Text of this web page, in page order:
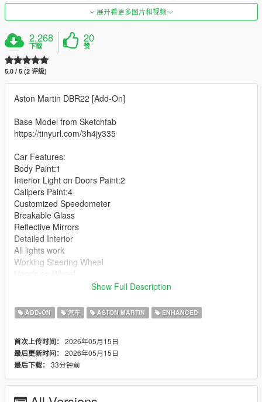
展开看更多图片和视频
2,268
下载
20
赞
5.0 / 5 (2 评级)
Aston Martin DBR22 [Add-On]
Base Model from Sketchfab
https://tinyurl.com/3h4jy335
Car Features:
Body Paint:1
Interior Light on Doors Paint:2
Calipers Paint:4
Customized Speedometer
Breakable Glass
Reflective Mirrors
Detailed Interior
All lights work
Working Steering Wheel
amdbr folder goes to:
dlclist.xml found at:
mods/update/update.rpf/common/data
Show Full Description
ADD-ON 汽车 ASTON MARTIN ENHANCED
首次上传时间： 2026年05月15日
最后更新时间： 2026年05月15日
最后下载： 33分钟前